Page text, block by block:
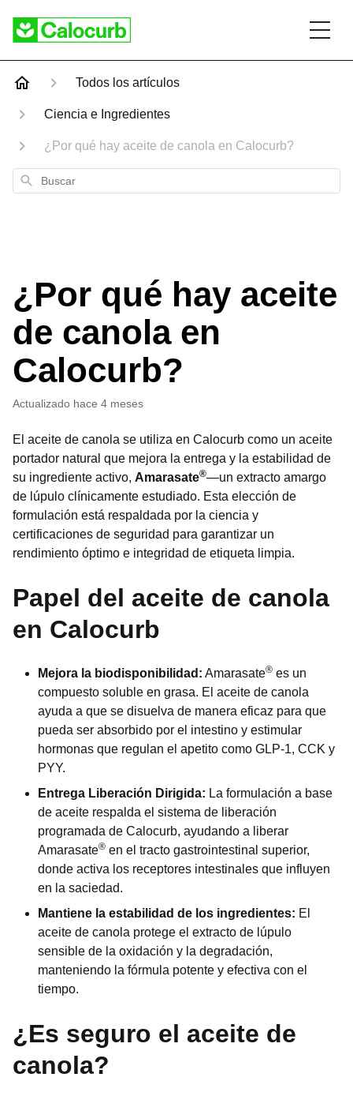
Todos los artículos
Ciencia e Ingredientes
¿Por qué hay aceite de canola en Calocurb?
Buscar
¿Por qué hay aceite
de canola en
Calocurb?
Actualizado hace 4 meses
El aceite de canola se utiliza en Calocurb como un aceite
portador natural que mejora la entrega y la estabilidad de
su ingrediente activo, Amarasate®—un extracto amargo
de lúpulo clínicamente estudiado. Esta elección de
formulación está respaldada por la ciencia y
certificaciones de seguridad para garantizar un
rendimiento óptimo e integridad de etiqueta limpia.
Papel del aceite de canola
en Calocurb
Mejora la biodisponibilidad: Amarasate® es un
compuesto soluble en grasa. El aceite de canola
ayuda a que se disuelva de manera eficaz para que
pueda ser absorbido por el intestino y estimular
hormonas que regulan el apetito como GLP-1, CCK y
PYY.
Entrega Liberación Dirigida: La formulación a base
de aceite respalda el sistema de liberación
programada de Calocurb, ayudando a liberar
Amarasate® en el tracto gastrointestinal superior,
donde activa los receptores intestinales que influyen
en la saciedad.
Mantiene la estabilidad de los ingredientes: El
aceite de canola protege el extracto de lúpulo
sensible de la oxidación y la degradación,
manteniendo la fórmula potente y efectiva con el
tiempo.
¿Es seguro el aceite de
canola?